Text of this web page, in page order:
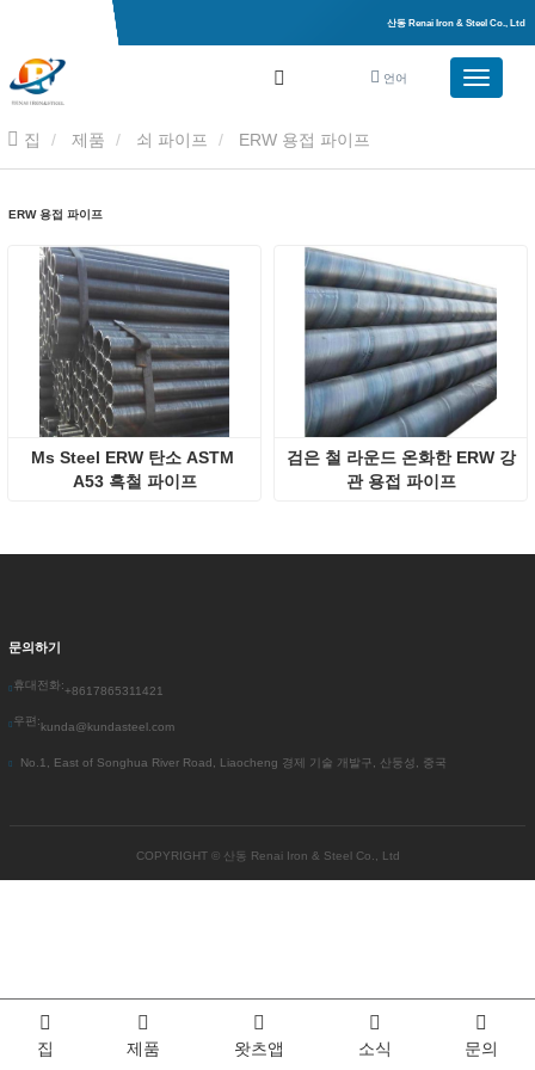
산동 Renai Iron & Steel Co., Ltd
언어
집 제품 쇠 파이프 ERW 용접 파이프
ERW 용접 파이프
Ms Steel ERW 탄소 ASTM
A53 흑철 파이프
검은 철 라운드 온화한 ERW 강
관 용접 파이프
문의하기
휴대전화:+8617865311421
우편:kunda@kundasteel.com
No.1, East of Songhua River Road, Liaocheng 경제 기술 개발구, 산둥성, 중국
COPYRIGHT © 산동 Renai Iron & Steel Co., Ltd
집 제품 왓츠앱 소식 문의